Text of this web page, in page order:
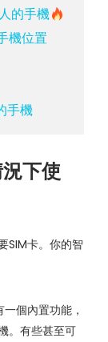
的手機
機位置
手機
下使
SIM卡。你的智
個內置功能，
。有些甚至可